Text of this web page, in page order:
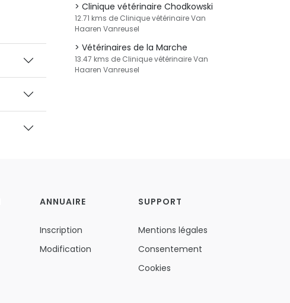
Clinique vétérinaire Chodkowski
12.71 kms de Clinique vétérinaire Van
Haaren Vanreusel
Vétérinaires de la Marche
13.47 kms de Clinique vétérinaire Van
Haaren Vanreusel
ANNUAIRE
Inscription
Modification
SUPPORT
Mentions légales
Consentement
Cookies